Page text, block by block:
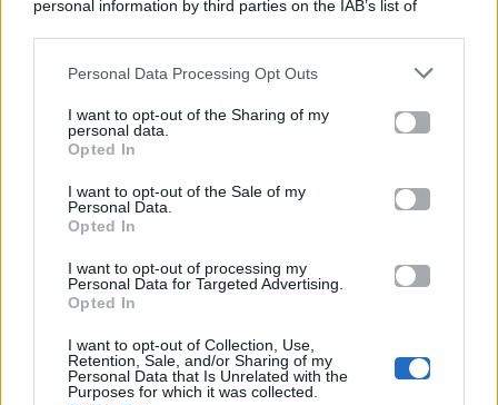
personal information by third parties on the IAB’s list of
This information may also be disclosed by us to third parties
disclose it to other third parties.
Please note that this website/app uses one or more Google
services and may gather and store information including but
not limited to your visit or usage behaviour. You may click to
grant or deny consent to Google and its third-party tags to
consent section.
Personal Data Processing Opt Outs
I want to opt-out of the Sharing of my
personal data.
Opted In
I want to opt-out of the Sale of my
Personal Data.
Opted In
I want to opt-out of processing my
Personal Data for Targeted Advertising.
Opted In
I want to opt-out of Collection, Use,
Retention, Sale, and/or Sharing of my
Personal Data that Is Unrelated with the
Purposes for which it was collected.
Categorie
Gossip
Televisione
Programmi TV
Amici
Ballando Con Le Stelle
Grande Fratello